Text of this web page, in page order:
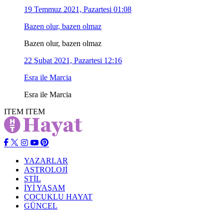
19 Temmuz 2021, Pazartesi 01:08
Bazen olur, bazen olmaz
Bazen olur, bazen olmaz
22 Şubat 2021, Pazartesi 12:16
Esra ile Marcia
Esra ile Marcia
ITEM ITEM
YAZARLAR
ASTROLOJİ
STİL
İYİ YAŞAM
ÇOÇUKLU HAYAT
GÜNCEL